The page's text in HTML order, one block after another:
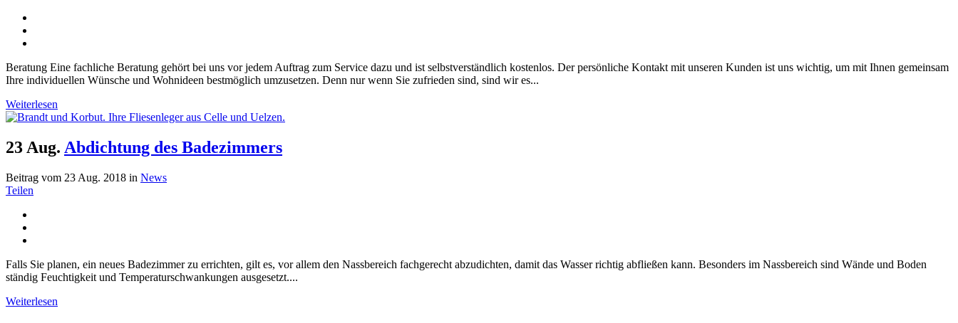
Beratung Eine fachliche Beratung gehört bei uns vor jedem Auftrag zum Service dazu und ist selbstverständlich kostenlos. Der persönliche Kontakt mit unseren Kunden ist uns wichtig, um mit Ihnen gemeinsam
Ihre individuellen Wünsche und Wohnideen bestmöglich umzusetzen. Denn nur wenn Sie zufrieden sind, sind wir es...
Weiterlesen
23 Aug. Abdichtung des Badezimmers
Beitrag vom 23 Aug. 2018 in News
Teilen
Falls Sie planen, ein neues Badezimmer zu errichten, gilt es, vor allem den Nassbereich fachgerecht abzudichten, damit das Wasser richtig abfließen kann. Besonders im Nassbereich sind Wände und Boden
ständig Feuchtigkeit und Temperaturschwankungen ausgesetzt....
Weiterlesen